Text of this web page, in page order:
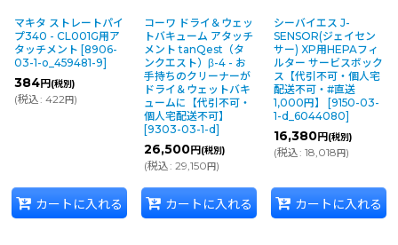
マキタ ストレートパイ
プ340 - CL001G用ア
タッチメント [8906-
03-1-o_459481-9]
384円 (税別)
(税込: 422円)
カートに入れる
コーワ ドライ＆ウェッ
トバキューム アタッチ
メント tanQest（タ
ンクエスト）β-4 - お
手持ちのクリーナーが
ドライ＆ウェットバキ
ュームに【代引不可・
個人宅配送不可】
[9303-03-1-d]
26,500円 (税別)
(税込: 29,150円)
カートに入れる
シーバイエス J-
SENSOR(ジェイセン
サー) XP用HEPAフィ
ルター サービスボック
ス【代引不可・個人宅
配送不可・#直送
1,000円】
[9150-03-
1-d_6044080]
16,380円 (税別)
(税込: 18,018円)
カートに入れる